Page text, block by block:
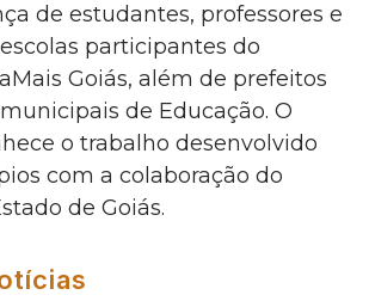
de estudantes, professores e
participantes do
Goiás, além de prefeitos
de Educação. O
o trabalho desenvolvido
com a colaboração do
de Goiás.